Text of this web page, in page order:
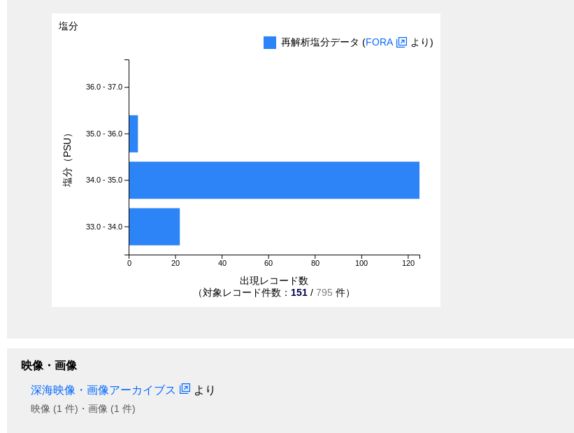
塩分
再解析塩分データ (FORA より)
0 20 40 60 80 100 120
36.0 - 37.0
35.0 - 36.0
34.0 - 35.0
33.0 - 34.0
出現レコード数
（対象レコード件数： 151 / 795 件）
塩分（PSU）
映像・画像
深海映像・画像アーカイブス より
映像 (1 件)・画像 (1 件)